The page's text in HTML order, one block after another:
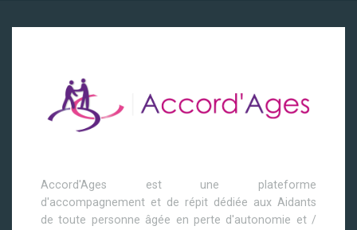
Accord'Ages est une plateforme
d'accompagnement et de répit dédiée aux Aidants
de toute personne âgée en perte d'autonomie et /